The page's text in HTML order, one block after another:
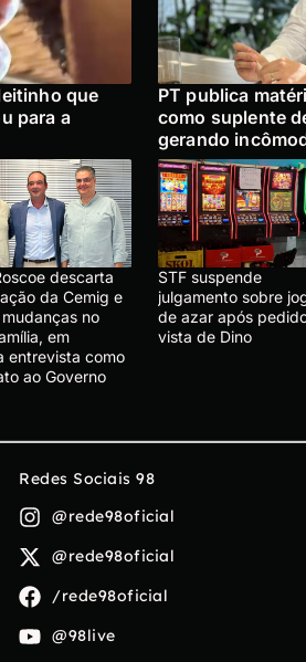
que
para a
PT publica
como suplente
gerando
descarta
da Cemig e
no
em
entrevista como
ao Governo
STF suspende
julgamento sobre
de azar após
vista de Dino
Redes Sociais 98
@rede98oficial
@rede98oficial
/rede98oficial
@98live